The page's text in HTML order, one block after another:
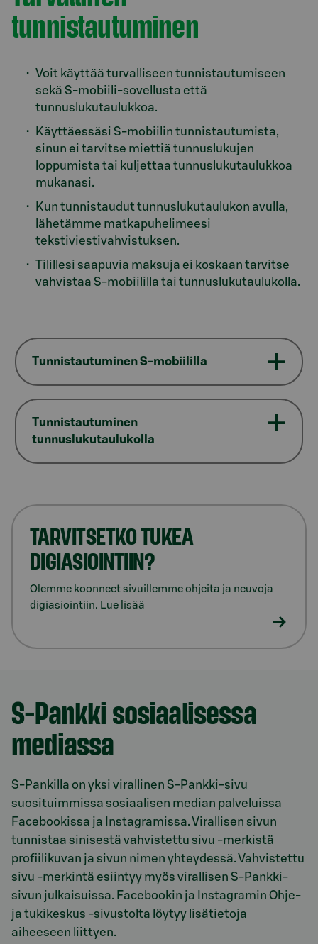
tunnistautuminen
Voit käyttää turvalliseen tunnistautumiseen
sekä S-mobiili-sovellusta että
tunnuslukutaulukkoa.
Käyttäessäsi S-mobiilin tunnistautumista,
sinun ei tarvitse miettiä tunnuslukujen
loppumista tai kuljettaa tunnuslukutaulukkoa
mukanasi.
Kun tunnistaudut tunnuslukutaulukon avulla,
lähetämme matkapuhelimeesi
tekstiviestivahvistuksen.
Tilillesi saapuvia maksuja ei koskaan tarvitse
vahvistaa S-mobiililla tai tunnuslukutaulukolla.
Tunnistautuminen S-mobiililla
Tunnistautuminen
tunnuslukutaulukolla
TARVITSETKO TUKEA
DIGIASIOINTIIN?
Olemme koonneet sivuillemme ohjeita ja neuvoja
digiasiointiin. Lue lisää
S-Pankki sosiaalisessa
mediassa
S-Pankilla on yksi virallinen S-Pankki-sivu
suosituimmissa sosiaalisen median palveluissa
Facebookissa ja Instagramissa. Virallisen sivun
tunnistaa sinisestä vahvistettu sivu -merkistä
profiilikuvan ja sivun nimen yhteydessä. Vahvistettu
sivu -merkintä esiintyy myös virallisen S-Pankki-
sivun julkaisuissa. Facebookin ja Instagramin Ohje-
ja tukikeskus -sivustolta löytyy lisätietoja
aiheeseen liittyen.